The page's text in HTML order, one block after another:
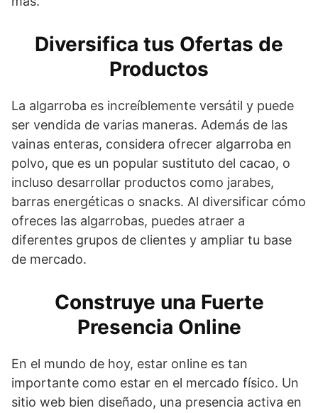
Diversifica tus Ofertas de
Productos
La algarroba es increíblemente versátil y puede
ser vendida de varias maneras. Además de las
vainas enteras, considera ofrecer algarroba en
polvo, que es un popular sustituto del cacao, o
incluso desarrollar productos como jarabes,
barras energéticas o snacks. Al diversificar cómo
ofreces las algarrobas, puedes atraer a
diferentes grupos de clientes y ampliar tu base
de mercado.
Construye una Fuerte
Presencia Online
En el mundo de hoy, estar online es tan
importante como estar en el mercado físico. Un
sitio web bien diseñado, una presencia activa en